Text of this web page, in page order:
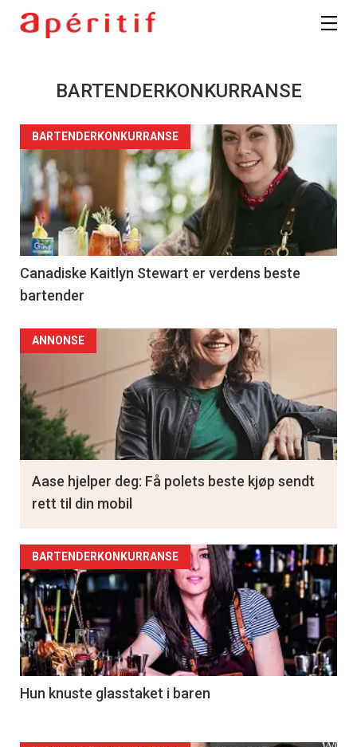
BARTENDERKONKURRANSE
BARTENDERKONKURRANSE
Canadiske Kaitlyn Stewart er verdens beste
bartender
BARTENDERKONKURRANSE
Hun knuste glasstaket i baren
ANNONSE
Aase hjelper deg: Få polets beste kjøp sendt
rett til din mobil